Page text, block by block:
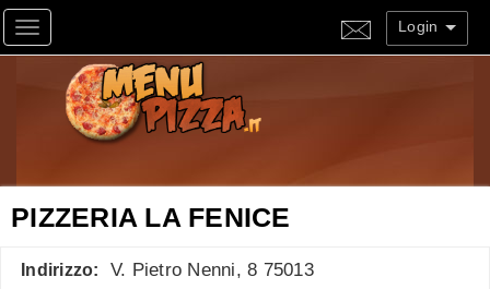
Toggle navigation Login
PIZZERIA LA FENICE
Indirizzo: V. Pietro Nenni, 8 75013